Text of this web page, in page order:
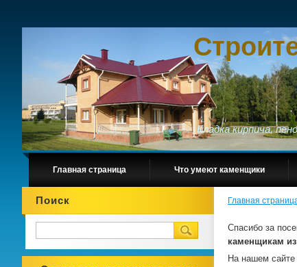
Кладка кирпича,
Главная страница Что умеют каменщики
Главная
Спасибо за
каменщикам
На нашем
Поиск